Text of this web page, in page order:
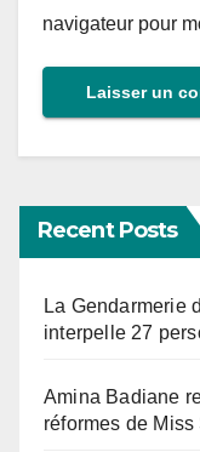
navigateur pour
Recent Posts
La Gendarmerie
interpelle 27
Amina Badiane
réformes de Miss